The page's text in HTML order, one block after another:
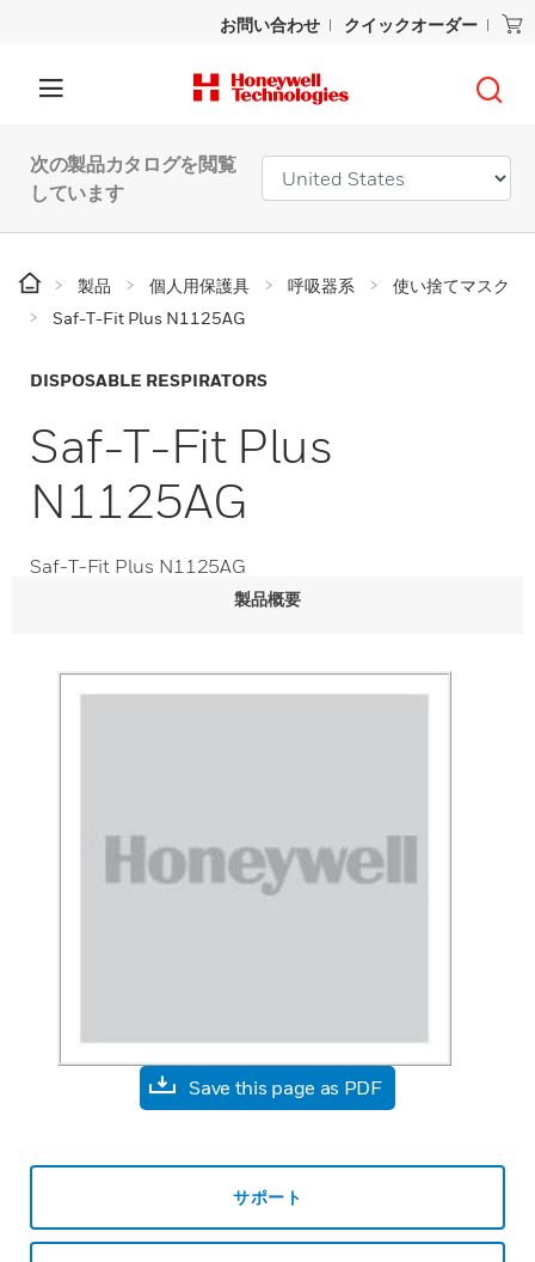
お問い合わせ クイックオーダー
次の製品カタログを閲覧
しています
製品 個人用保護具 呼吸器系
使い捨てマスク
Saf-T-Fit Plus N1125AG
DISPOSABLE RESPIRATORS
Saf-T-Fit Plus
N1125AG
Saf-T-Fit Plus N1125AG
製品概要
Save this page as PDF
サポート